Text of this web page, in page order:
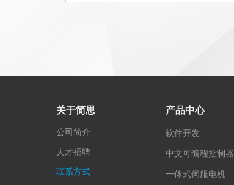
关于简思
公司简介
人才招聘
联系方式
产品中心
软件开发
中文可编程控制器
一体式伺服电机